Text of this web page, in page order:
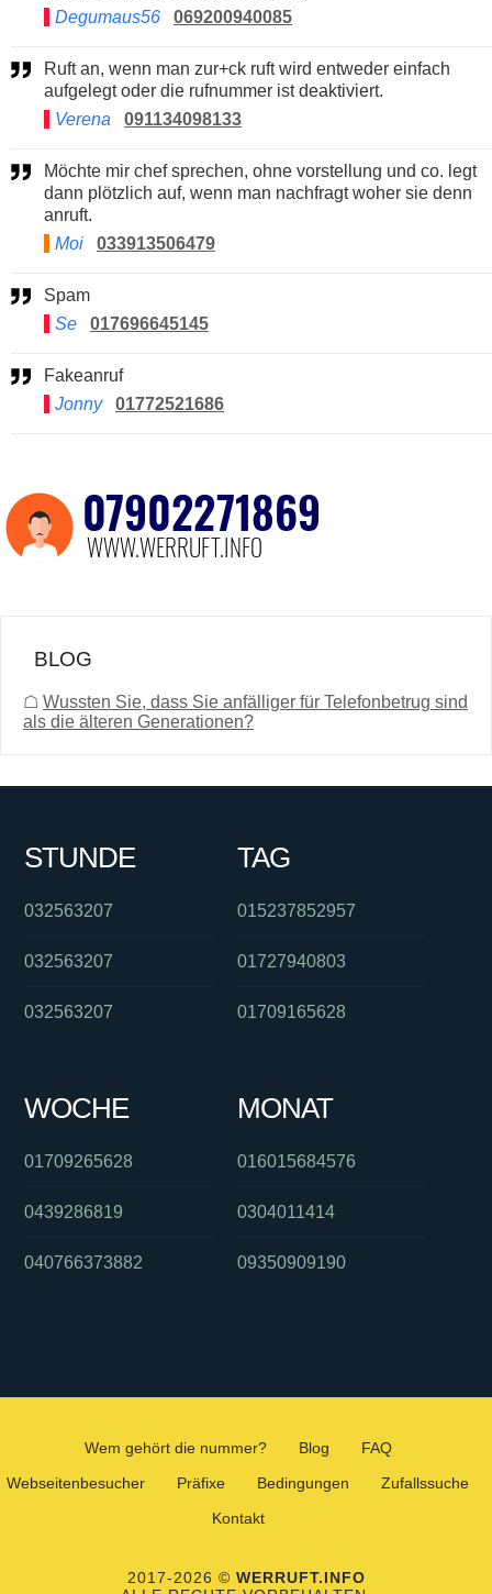
Degumaus56
069200940085
Ruft an, wenn man zur+ck ruft wird entweder einfach
aufgelegt oder die rufnummer ist deaktiviert.
Verena
091134098133
Möchte mir chef sprechen, ohne vorstellung und co. legt
dann plötzlich auf, wenn man nachfragt woher sie denn
anruft.
Moi
033913506479
Spam
Se
017696645145
Fakeanruf
Jonny
01772521686
BLOG
☖ Wussten Sie, dass Sie anfälliger für Telefonbetrug sind
als die älteren Generationen?
STUNDE
032563207
032563207
032563207
TAG
015237852957
01727940803
01709165628
WOCHE
01709265628
0439286819
040766373882
MONAT
016015684576
0304011414
09350909190
Wem gehört die nummer? Blog
FAQ
Webseitenbesucher
Präfixe Bedingungen
Zufallssuche
Kontakt
2017-2026 © WERRUFT.INFO